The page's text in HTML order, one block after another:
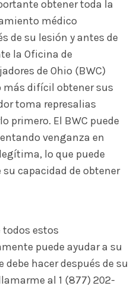
obtener toda la
médico
de su lesión y antes de
la Oficina de
de Ohio (BWC)
más difícil obtener sus
toma represalias
primero. El BWC puede
venganza en
lo que puede
capacidad de obtener
todos estos
puede ayudar a su
debe hacer después de su
al 1 (877) 202-